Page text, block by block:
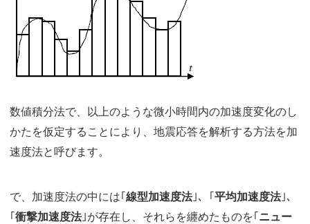
数値積分法で、以上のような微小時間内の加速度変化のし
かたを仮定することにより、地震応答を解析する方法を加
速度法と呼びます。
で、加速度法の中には｢ 線型加速度法 ｣、｢ 平均加速度法 ｣、
｢ 衝撃加速度法 ｣が存在し、それらを纏めたものを｢ ニュー